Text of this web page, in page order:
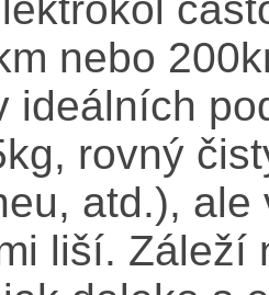
nebo
ideálních
rovný
atd.),
liší. Záleží